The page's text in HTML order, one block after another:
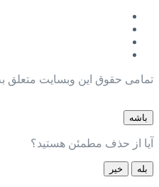
تمامی حقوق این وبسایت متعلق
باشه
آیا از حذف مطمئن هستید؟
بله خیر